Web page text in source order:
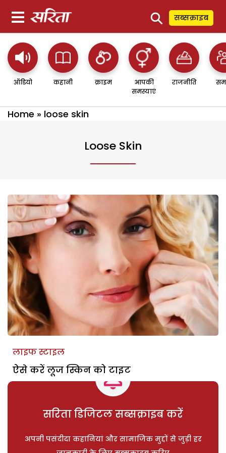
⚲ सब्सक्राइब
ऑडियो कहानी क्राइम
आपकी
समस्याएं
राजनीति
Home » loose skin
Loose Skin
लाइफ स्टाइल
ऐसे करें लूज स्किन को टाइट
सरिता डिजिटल सब्सक्राइब करें
अपनी पसंदीदा कहानियां और सामाजिक मुद्दों से जुड़ी हर